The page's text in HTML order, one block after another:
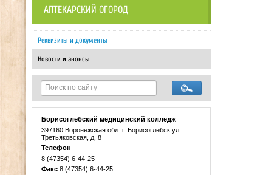
АПТЕКАРСКИЙ ОГОРОД
Реквизиты и документы
Новости и анонсы
Борисоглебский медицинский колледж
397160 Воронежская обл. г. Борисоглебск ул.
Третьяковская, д. 8
Телефон
8 (47354) 6-44-25
Факс 8 (47354) 6-44-25